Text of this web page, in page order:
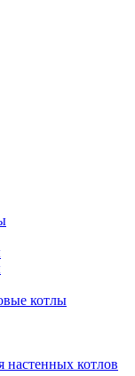
котлы
настенных котлов